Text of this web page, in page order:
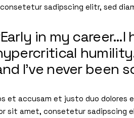
sadipscing elitr, sed
in my
I’ve never been
et accusam et justo duo dolores
sit amet, consetetur sadipscing